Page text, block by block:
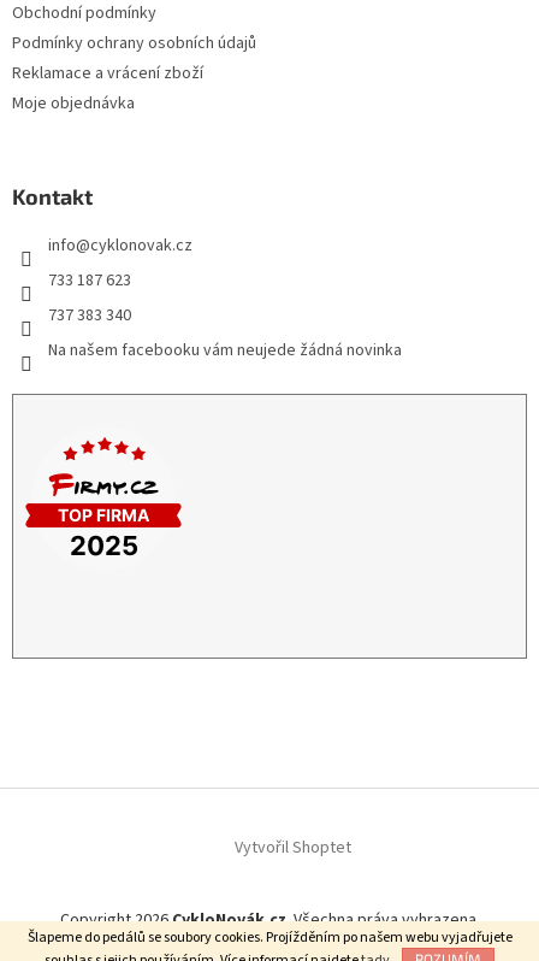
Šlapeme do pedálů se soubory cookies. Projížděním po našem webu vyjadřujete
Obchodní podmínky
Podmínky ochrany osobních údajů
Reklamace a vrácení zboží
Moje objednávka
Kontakt
info@cyklonovak.cz
733 187 623
737 383 340
Na našem facebooku vám neujede žádná novinka
Vytvořil Shoptet
Copyright 2026CykloNovák.cz. Všechna práva vyhrazena.
Našli jste lepší cenu?